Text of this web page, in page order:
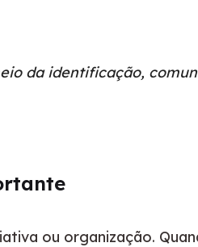
da identificação,
ou organização.